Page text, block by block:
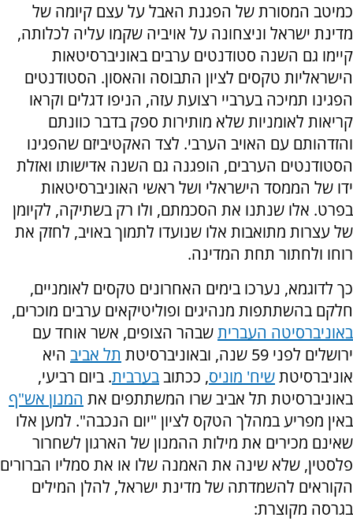
כמיטב המסורת של הפגנת האבל על עצם קיומה של
מדינת ישראל וניצחונה על אויביה שקמו עליה לכלותה,
קיימו גם השנה סטודנטים ערבים באוניברסיטאות
הישראליות טקסים לציון התבוסה והאסון. הסטודנטים
הפגינו תמיכה בערביי רצועת עזה, הניפו דגלים וקראו
קריאות לאומניות שלא מותירות ספק בדבר כוונתם
והזדהותם עם האויב הערבי. לצד האקטיביזם שהפגינו
הסטודנטים הערבים, הופגנה גם השנה אדישותו ואזלת
ידו של הממסד הישראלי ושל ראשי האוניברסיטאות
בפרט. אלו שנתנו את הסכמתם, ולו רק בשתיקה, לקיומן
של עצרות מתואבות אלו שנועדו לתמוך באויב, לחזק את
רוחו ולחתור תחת המדינה.
כך לדוגמא, נערכו בימים האחרונים טקסים לאומניים,
חלקם בהשתתפות מנהיגים ופוליטיקאים ערבים מוכרים,
באוניברסיטה העבריתשבהר הצופים, אשר אוחד עם
ירושלים לפני 59 שנה, ובאוניברסיטת
תל אביב היא
אוניברסיטתשיח' מוניס, ככתובבערבית. ביום רביעי,
באוניברסיטת תל אביב שרו המשתתפים את המנון אש"ף
באין מפריע במהלך הטקס לציון "יום הנכבה". למען אלו
שאינם מכירים את מילות ההמנון של הארגון לשחרור
פלסטין, שלא שינה את האמנה שלו או את סמליו הברורים
הקוראים להשמדתה של מדינת ישראל, להלן המילים
בגרסה מקוצרת: